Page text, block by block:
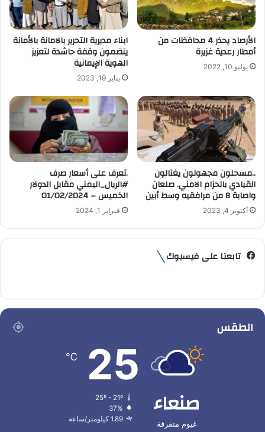
ل
ك
ر
و
ن
الأرصاد يحذر 4 محافظات من
أمطار رعدية غزيرة
يوليو 10, 2022
ابناء مديرية التحرير بالامانة بالأمانة
ينضمون وقفة حاشدة لتعزيز
الهوية الإيمانية
يناير 19, 2023
..مسحلون مجهولون يغتالون
القيادي بالحزام الامني. صلعان
واصابة 8 من مرافقيه وسط أبين
أكتوبر 4, 2023
.تعرف على أسعار صرف
#الريال_اليمني مقابل الدولار
الخميس – 01/02/2024
فبراير 1, 2024
تابعنا على فيسبوك
الطقس
صنعاء
غيوم متفرقة
25
℃
25º - 21º
37%
1.89 كيلومتر/ساعة